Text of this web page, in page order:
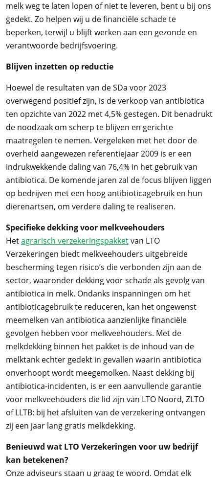
melk weg te laten lopen of niet te leveren, bent u bij ons
gedekt. Zo helpen wij u de financiële schade te
beperken, terwijl u blijft werken aan een gezonde en
verantwoorde bedrijfsvoering.
Blijven inzetten op reductie
Hoewel de resultaten van de SDa voor 2023
overwegend positief zijn, is de verkoop van antibiotica
ten opzichte van 2022 met 4,5% gestegen. Dit benadrukt
de noodzaak om scherp te blijven en gerichte
maatregelen te nemen. Vergeleken met het door de
overheid aangewezen referentiejaar 2009 is er een
indrukwekkende daling van 76,4% in het gebruik van
antibiotica. De komende jaren zal de focus blijven liggen
op bedrijven met een hoog antibioticagebruik en hun
dierenartsen, om verdere daling te realiseren.
Specifieke dekking voor melkveehouders
Hetagrarisch verzekeringspakketvan LTO
Verzekeringen biedt melkveehouders uitgebreide
bescherming tegen risico’s die verbonden zijn aan de
sector, waaronder dekking voor schade als gevolg van
antibiotica in melk. Ondanks inspanningen om het
antibioticagebruik te reduceren, kan het ongewenst
meemelken van antibiotica aanzienlijke financiële
gevolgen hebben voor melkveehouders. Met de
melkdekking binnen het pakket is de inhoud van de
melktank echter gedekt in gevallen waarin antibiotica
onverhoopt wordt meegemolken. Naast dekking bij
antibiotica-incidenten, is er een aanvullende garantie
voor melkveehouders die lid zijn van LTO Noord, ZLTO
of LLTB: bij het afsluiten van de verzekering ontvangen
zij een jaar lang gratis melkdekking.
Benieuwd wat LTO Verzekeringen voor uw bedrijf
kan betekenen?
Onze adviseurs staan u graag te woord. Omdat elk